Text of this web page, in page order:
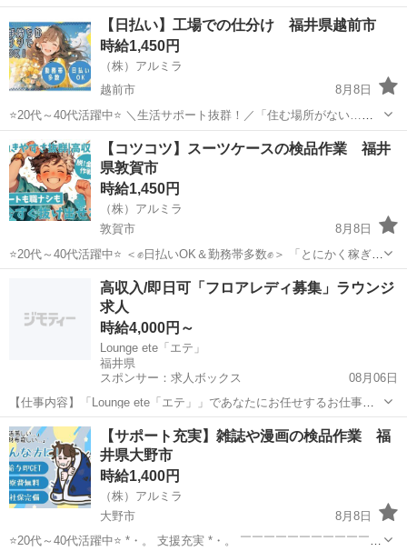
うお手伝いするお仕事です🐱 猫ちゃんが見つかり、 飼い主さんから
「本当にありがと...【日払い】工場での仕分け 福井県越前市
時給1,450円
（株）アルミラ
越前市
8月8日
⭐20代～40代活躍中⭐ ＼生活サポート抜群！／「住む場所がない…」
そんなお悩みをお持ちの方必見！宿泊支援いたします！ ☆…・プロの
コーディネーターがサポートします♪・…☆ お急ぎの方は『06-4963-
0...
福井 越前市 スタッフ
【コツコツ】スーツケースの検品作業 福井
県敦賀市
時給1,450円
（株）アルミラ
敦賀市
8月8日
⭐20代～40代活躍中⭐ ＜✊日払いOK＆勤務帯多数✊＞ 「とにかく稼ぎた
い」 「安定した生活を送りたい」 そんな方にオススメ✨ 日払いOKだ
から すぐにお給料を 受け取ることができます。 ...
敦賀市 倉庫 給料
高収入/即日可「フロアレディ募集」ラウンジ
求人
時給4,000円～
Lounge ete「エテ」
福井県
スポンサー：求人ボックス
08月06日
【仕事内容】「Lounge ete「エテ」」であなたにお任せするお仕事は
こちら まずはお客様に笑顔でご挨拶 簡単なお酒を作ってお渡し 一緒
に楽しくおしゃべり 最後もにっこり笑ってお送り 難しいことはひとつ
もありませんので未経験者さ...
アルバイト・パート
【サポート充実】雑誌や漫画の検品作業 福
井県大野市
時給1,400円
（株）アルミラ
大野市
8月8日
⭐20代～40代活躍中⭐ *・。 支援充実 *・。 ￣￣￣￣￣￣￣￣￣￣￣￣